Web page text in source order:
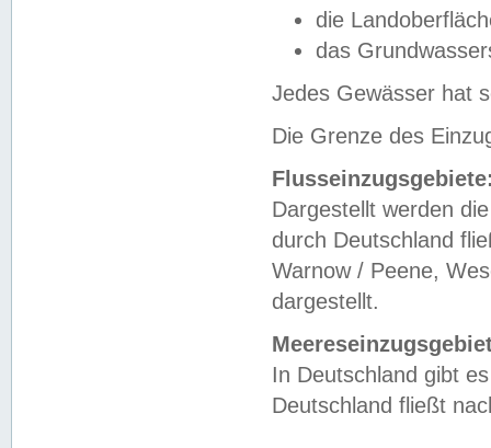
die
das
Jedes Gewässer hat
Die Grenze des
Dargestellt werden
durch Deutschland
Warnow / Peene,
dargestellt.
In Deutschland gibt
Deutschland fließt